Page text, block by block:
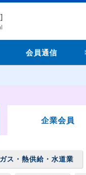
会員通信
企業会員
ス・熱供給・水道業